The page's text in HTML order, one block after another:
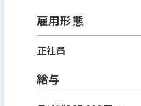
雇用形態
正社員
給与